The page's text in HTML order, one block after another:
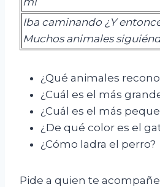
Iba caminando ¿Y
Muchos animales
¿Qué animales
¿Cuál es el más
¿Cuál es el más
¿De qué color es el
¿Cómo ladra el perro?
Pide a quien te